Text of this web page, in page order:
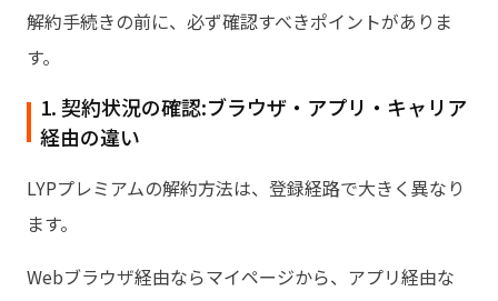
解約手続きの前に、必ず確認すべきポイントがありま
す。
1. 契約状況の確認:ブラウザ・アプリ・キャリア
経由の違い
LYPプレミアムの解約方法は、登録経路で大きく異なり
ます。
Webブラウザ経由ならマイページから、アプリ経由な